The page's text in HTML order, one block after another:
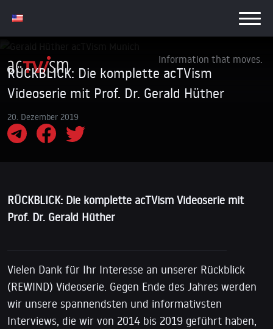
Information that moves.
RÜCKBLICK: Die komplette acTVism
Videoserie mit Prof. Dr. Gerald Hüther
20. Dezember 2019
RÜCKBLICK: Die komplette acTVism Videoserie mit
Prof. Dr. Gerald Hüther
Vielen Dank für Ihr Interesse an unserer Rückblick
(REWIND) Videoserie. Gegen Ende des Jahres werden
wir unsere spannendsten und informativsten
Interviews, die wir von 2014 bis 2019 geführt haben,